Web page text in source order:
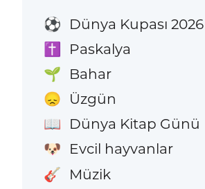
⚽ Dünya Kupası 2026
✝️ Paskalya
🌱 Bahar
😞 Üzgün
📖 Dünya Kitap Günü
🐶 Evcil hayvanlar
🎸 Müzik